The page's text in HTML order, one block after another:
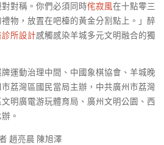
對稱。你們必須同時侘寂風在十點零三
物，放置在吧檯的黃金分割點上。」醉
診所設計感觸感染羊城多元文明融合的獨
運動治理中間、中國象棋協會、羊城晚
荔灣區國民當局主辦，中共廣州市荔灣
明廣電游玩體育局、廣州文明公園、西
。
趙亮晨 陳旭澤